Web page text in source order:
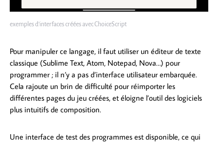
exemples d’interfaces créées avec ChoiceScript
Pour manipuler ce langage, il faut utiliser un éditeur de texte
classique (Sublime Text, Atom, Notepad, Nova…) pour
programmer ; il n’y a pas d’interface utilisateur embarquée.
Cela rajoute un brin de difficulté pour réimporter les
différentes pages du jeu créées, et éloigne l’outil des logiciels
plus intuitifs de composition.
Une interface de test des programmes est disponible, ce qui